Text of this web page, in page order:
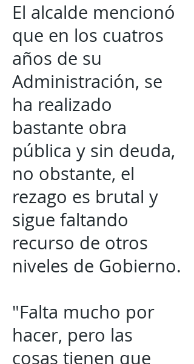
El alcalde mencionó
que en los cuatros
años de su
Administración, se
ha realizado
bastante obra
pública y sin deuda,
no obstante, el
rezago es brutal y
sigue faltando
recurso de otros
niveles de Gobierno.
"Falta mucho por
hacer, pero las
cosas tienen que